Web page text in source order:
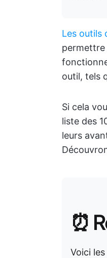
Les outils
permettre
outil, tels
Si cela
liste des
leurs
⏰
Voici